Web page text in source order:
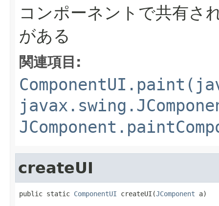
コンポーネントで共有さ
がある
関連項目:
createUI
public static ComponentUI createUI(JComponent a)